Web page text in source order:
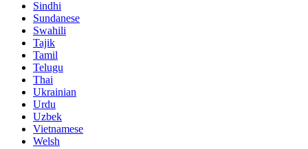
Sindhi
Sundanese
Swahili
Tajik
Tamil
Telugu
Thai
Ukrainian
Urdu
Uzbek
Vietnamese
Welsh